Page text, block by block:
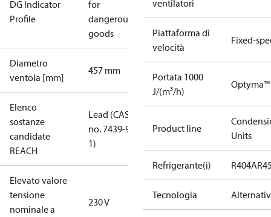
DG Indicator
Profile
for
dangerous
goods
Diametro
ventola [mm]
457 mm
Elenco
sostanze
candidate
REACH
Lead (CAS
no. 7439-92-
1)
Elevato valore
tensione
nominale a
230 V
ventilatori
Piattaforma di
velocità
Fixed-
Portata 1000
J/(m³/h)
Optyma™
Product line
Units
Refrigerante(i) R404A
Tecnologia